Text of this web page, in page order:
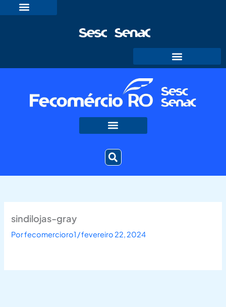
para
sindilojas-gray
Porfecomercioro1 /fevereiro 22, 2024